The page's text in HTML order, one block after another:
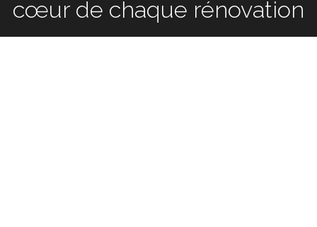
chaque rénovation